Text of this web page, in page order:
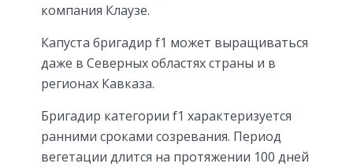
компания Клаузе.
Капуста бригадир f1 может выращиваться
даже в Северных областях страны и в
регионах Кавказа.
Бригадир категории f1 характеризуется
ранними сроками созревания. Период
вегетации длится на протяжении 100 дней